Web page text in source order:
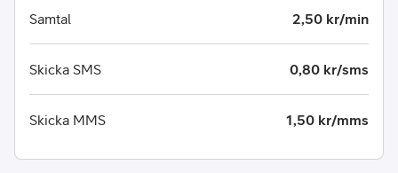
Samtal 2,50 kr/min
Skicka SMS 0,80 kr/sms
Skicka MMS 1,50 kr/mms